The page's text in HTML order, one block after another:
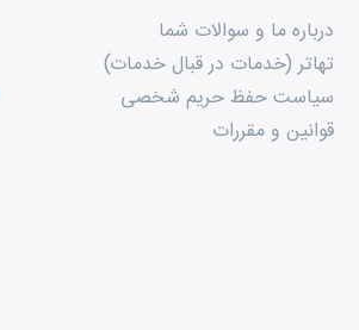
درباره ما و سوالات شما
تهاتر (خدمات در قبال خدمات)
سیاست حفظ حریم شخصی
قوانین و مقررات